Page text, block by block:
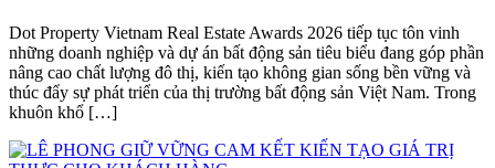
Dot Property Vietnam Real Estate Awards 2026 tiếp tục tôn vinh
những doanh nghiệp và dự án bất động sản tiêu biểu đang góp phần
nâng cao chất lượng đô thị, kiến tạo không gian sống bền vững và
thúc đẩy sự phát triển của thị trường bất động sản Việt Nam. Trong
khuôn khổ […]